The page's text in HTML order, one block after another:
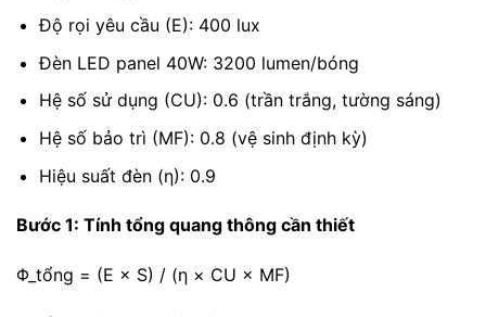
Độ rọi yêu cầu (E): 400 lux
Đèn LED panel 40W: 3200 lumen/bóng
Hệ số sử dụng (CU): 0.6 (trần trắng, tường sáng)
Hệ số bảo trì (MF): 0.8 (vệ sinh định kỳ)
Hiệu suất đèn (η): 0.9
Bước 1: Tính tổng quang thông cần thiết
Φ_tổng = (E × S) / (η × CU × MF)